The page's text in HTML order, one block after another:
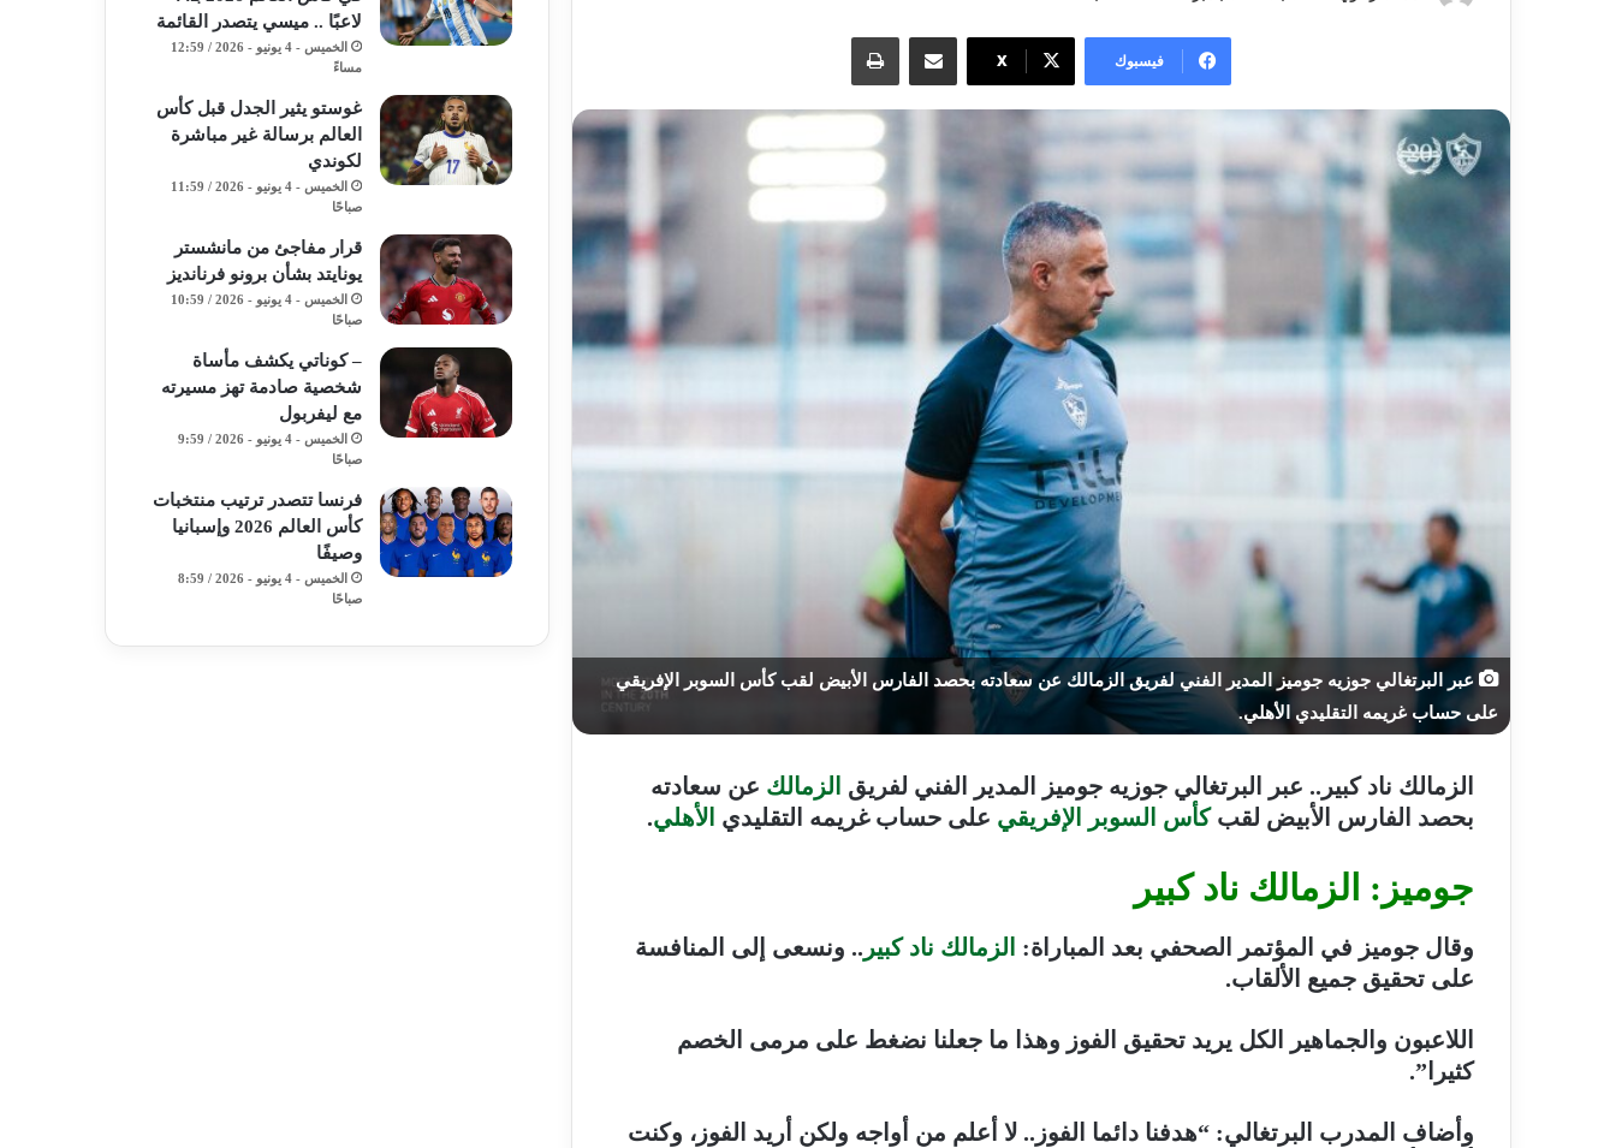
فيسبوك X
مشاركة عبر البريد طباعة
عبر البرتغالي جوزيه جوميز المدير الفني لفريق الزمالك عن سعادته بحصد الفارس الأبيض لقب كأس السوبر الإفريقي
على حساب غريمه التقليدي الأهلي.
الزمالك ناد كبير.. عبر البرتغالي جوزيه جوميز المدير الفني لفريق الزمالك عن سعادته
بحصد الفارس الأبيض لقبكأس السوبر الإفريقي على حساب غريمه التقليدي الأهلي.
جوميز: الزمالك ناد كبير
وقال جوميز في المؤتمر الصحفي بعد المباراة: الزمالك ناد كبير .. ونسعى إلى المنافسة
على تحقيق جميع الألقاب.
اللاعبون والجماهير الكل يريد تحقيق الفوز وهذا ما جعلنا نضغط على مرمى الخصم
كثيرا”.
وأضاف المدرب البرتغالي: “هدفنا دائما الفوز.. لا أعلم من أواجه ولكن أريد الفوز، وكنت
لاعبًا .. ميسي يتصدر القائمة
الخميس - 4 يونيو - 2026 / 12:59
مساءً
غوستو يثير الجدل قبل كأس
العالم برسالة غير مباشرة
لكوندي
الخميس - 4 يونيو - 2026 / 11:59
صباحًا
قرار مفاجئ من مانشستر
يونايتد بشأن برونو فرنانديز
الخميس - 4 يونيو - 2026 / 10:59
صباحًا
– كوناتي يكشف مأساة
شخصية صادمة تهز مسيرته
مع ليفربول
الخميس - 4 يونيو - 2026 / 9:59
صباحًا
فرنسا تتصدر ترتيب منتخبات
كأس العالم 2026 وإسبانيا
وصيفًا
الخميس - 4 يونيو - 2026 / 8:59
صباحًا